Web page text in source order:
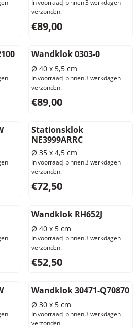
btw: 171,90
In voorraad, binnen 3 werkdagen
verzonden.
Prijs: 89,00, exclusief btw:
€89,00
80,99
Wandklok 0303-0
Ø 40 x 5,5 cm
In voorraad, binnen 3 werkdagen
verzonden.
Prijs: 89,00, exclusief btw:
€89,00
37,19
Stationsklok
NE3999ARRC
Ø 35 x 4,5 cm
In voorraad, binnen 3 werkdagen
verzonden.
Prijs: 72,50, exclusief btw:
€72,50
57,02
Wandklok RH652J
Ø 40 x 5 cm
In voorraad, binnen 3 werkdagen
verzonden.
Prijs: 52,50, exclusief btw:
€52,50
Wandklok 30471-Q70870
Ø 30 x 5 cm
In voorraad, binnen 3 werkdagen
verzonden.